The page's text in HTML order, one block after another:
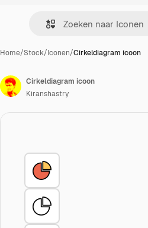
Home/Stock/Iconen/Cirkeldiagram icoon
Cirkeldiagram icoon
Kiranshastry